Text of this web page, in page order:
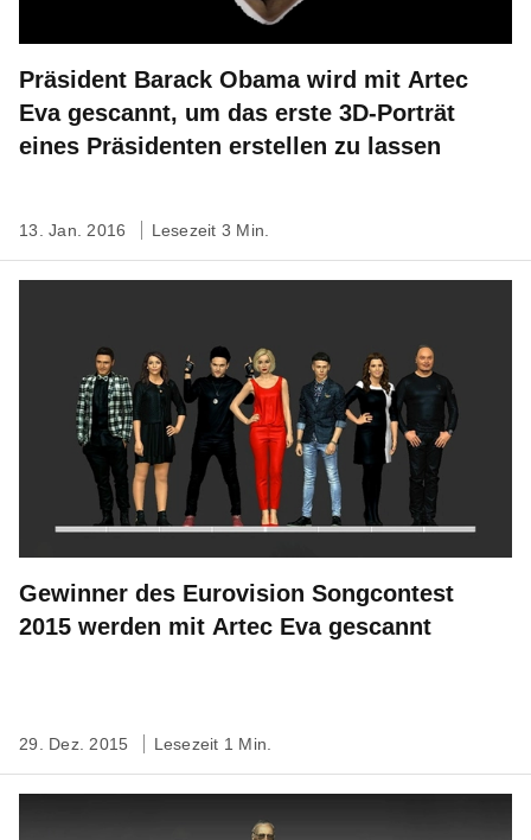
Präsident Barack Obama wird mit Artec
Eva gescannt, um das erste 3D-Porträt
eines Präsidenten erstellen zu lassen
13. Jan. 2016 Lesezeit 3 Min.
Gewinner des Eurovision Songcontest
2015 werden mit Artec Eva gescannt
29. Dez. 2015 Lesezeit 1 Min.